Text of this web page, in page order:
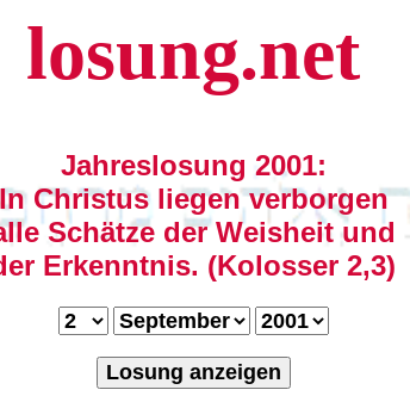
losung.net
Jahreslosung 2001:
In Christus liegen verborgen
Schätze der Weisheit und
Erkenntnis. (Kolosser 2,3)
Losung anzeigen